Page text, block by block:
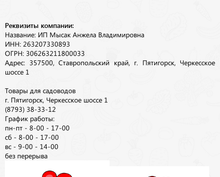
Реквизиты компании:
Название: ИП Мысак Анжела Владимировна
ИНН: 263207330893
ОГРН: 306263211800033
Адрес: 357500, Ставропольский край, г. Пятигорск, Черкесское
шоссе 1
Товары для садоводов
г. Пятигорск, Черкесское шоссе 1
(8793) 38-33-12
График работы:
пн-пт - 8-00 - 17-00
сб - 8-00 - 17-00
вс - 9-00 - 14-00
без перерыва